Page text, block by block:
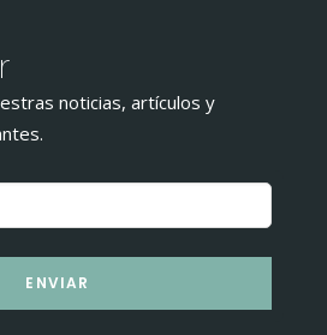
noticias, artículos y
ENVIAR